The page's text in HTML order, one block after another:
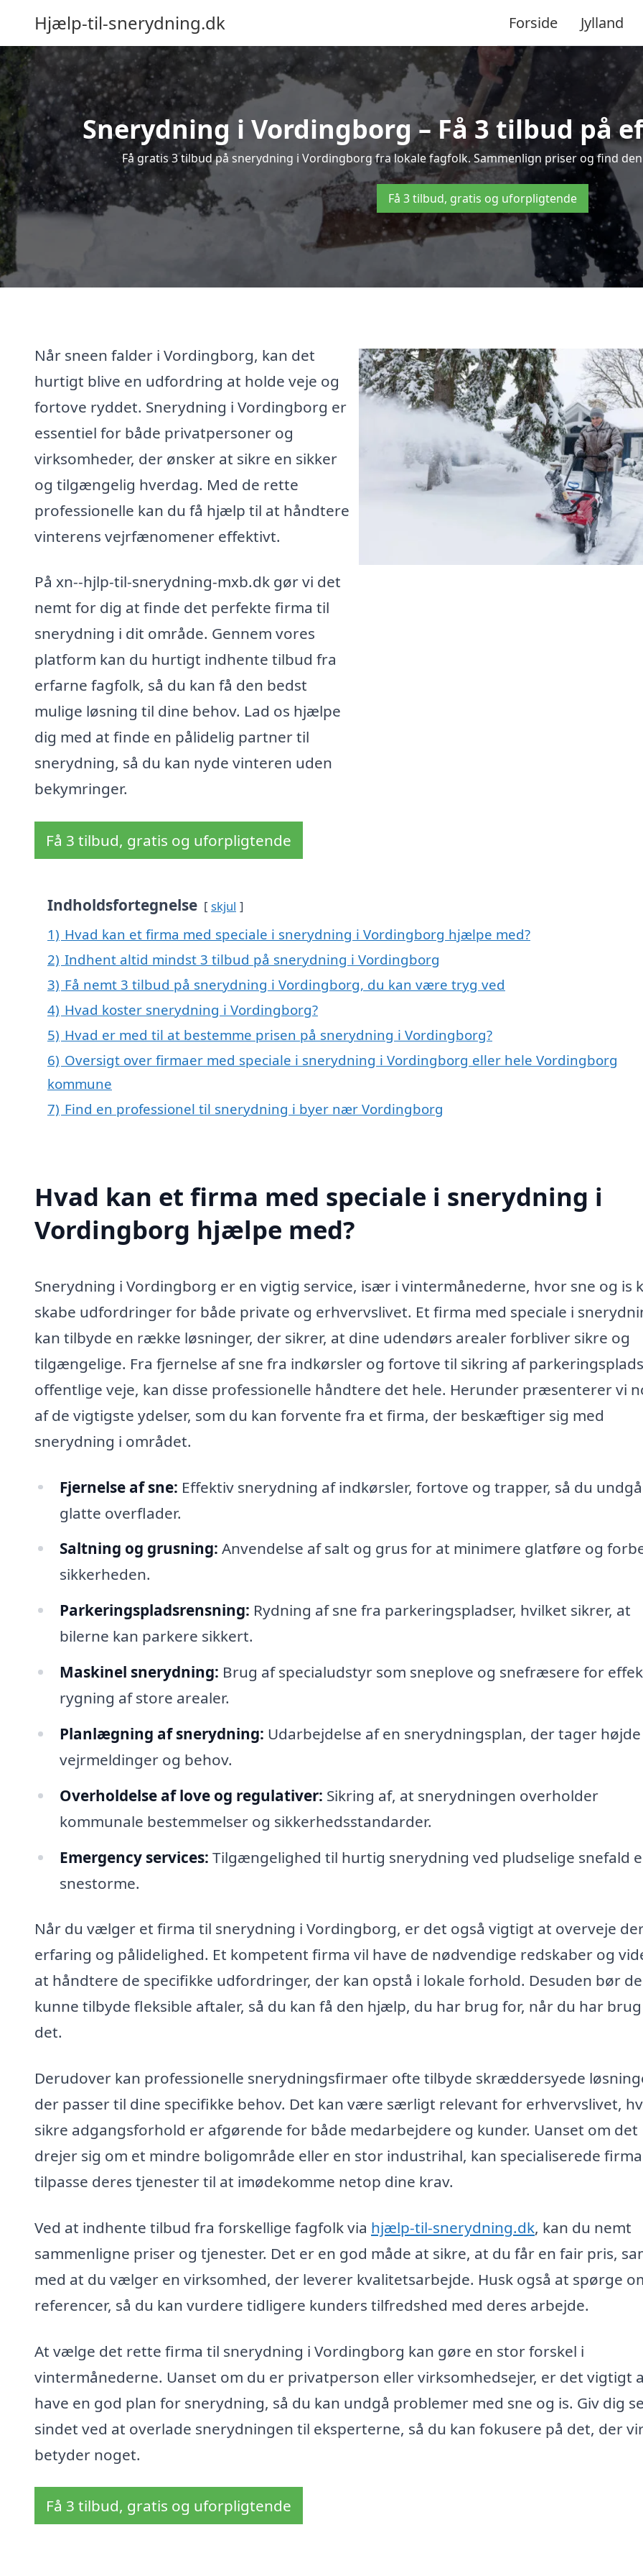
Hjælp-til-snerydning.dk Forside Jylland
Snerydning i Vordingborg – Få 3 tilbud på
Få gratis 3 tilbud på snerydning i Vordingborg fra lokale fagfolk. Sammenlign priser og find
Få 3 tilbud, gratis og uforpligtende
Når sneen falder i Vordingborg, kan det
hurtigt blive en udfordring at holde veje og
fortove ryddet. Snerydning i Vordingborg er
essentiel for både privatpersoner og
virksomheder, der ønsker at sikre en sikker
og tilgængelig hverdag. Med de rette
professionelle kan du få hjælp til at håndtere
vinterens vejrfænomener effektivt.
På xn--hjlp-til-snerydning-mxb.dk gør vi det
nemt for dig at finde det perfekte firma til
snerydning i dit område. Gennem vores
platform kan du hurtigt indhente tilbud fra
erfarne fagfolk, så du kan få den bedst
mulige løsning til dine behov. Lad os hjælpe
dig med at finde en pålidelig partner til
snerydning, så du kan nyde vinteren uden
bekymringer.
Få 3 tilbud, gratis og uforpligtende
Indholdsfortegnelse skjul
1) Hvad kan et firma med speciale i snerydning i Vordingborg hjælpe med?
2) Indhent altid mindst 3 tilbud på snerydning i Vordingborg
3) Få nemt 3 tilbud på snerydning i Vordingborg, du kan være tryg ved
4) Hvad koster snerydning i Vordingborg?
5) Hvad er med til at bestemme prisen på snerydning i Vordingborg?
6) Oversigt over firmaer med speciale i snerydning i Vordingborg eller hele Vordingborg
kommune
7) Find en professionel til snerydning i byer nær Vordingborg
Hvad kan et firma med speciale i snerydning i
Vordingborg hjælpe med?
Snerydning i Vordingborg er en vigtig service, især i vintermånederne, hvor sne og is
skabe udfordringer for både private og erhvervslivet. Et firma med speciale i
kan tilbyde en række løsninger, der sikrer, at dine udendørs arealer forbliver sikre og
tilgængelige. Fra fjernelse af sne fra indkørsler og fortove til sikring af
offentlige veje, kan disse professionelle håndtere det hele. Herunder præsenterer vi
af de vigtigste ydelser, som du kan forvente fra et firma, der beskæftiger sig med
snerydning i området.
Fjernelse af sne: Effektiv snerydning af indkørsler, fortove og trapper, så du
glatte overflader.
Saltning og grusning: Anvendelse af salt og grus for at minimere glatføre og
sikkerheden.
Parkeringspladsrensning: Rydning af sne fra parkeringspladser, hvilket sikrer, at
bilerne kan parkere sikkert.
Maskinel snerydning: Brug af specialudstyr som sneplove og snefræsere for
rygning af store arealer.
Planlægning af snerydning: Udarbejdelse af en snerydningsplan, der tager
vejrmeldinger og behov.
Overholdelse af love og regulativer: Sikring af, at snerydningen overholder
kommunale bestemmelser og sikkerhedsstandarder.
Emergency services: Tilgængelighed til hurtig snerydning ved pludselige snefald
snestorme.
Når du vælger et firma til snerydning i Vordingborg, er det også vigtigt at overveje
erfaring og pålidelighed. Et kompetent firma vil have de nødvendige redskaber og
at håndtere de specifikke udfordringer, der kan opstå i lokale forhold. Desuden bør de
kunne tilbyde fleksible aftaler, så du kan få den hjælp, du har brug for, når du har
det.
Derudover kan professionelle snerydningsfirmaer ofte tilbyde skræddersyede
der passer til dine specifikke behov. Det kan være særligt relevant for erhvervslivet,
sikre adgangsforhold er afgørende for både medarbejdere og kunder. Uanset om det
drejer sig om et mindre boligområde eller en stor industrihal, kan specialiserede
tilpasse deres tjenester til at imødekomme netop dine krav.
Ved at indhente tilbud fra forskellige fagfolk via hjælp-til-snerydning.dk, kan du nemt
sammenligne priser og tjenester. Det er en god måde at sikre, at du får en fair pris,
med at du vælger en virksomhed, der leverer kvalitetsarbejde. Husk også at spørge
referencer, så du kan vurdere tidligere kunders tilfredshed med deres arbejde.
At vælge det rette firma til snerydning i Vordingborg kan gøre en stor forskel i
vintermånederne. Uanset om du er privatperson eller virksomhedsejer, er det vigtigt
have en god plan for snerydning, så du kan undgå problemer med sne og is. Giv dig
sindet ved at overlade snerydningen til eksperterne, så du kan fokusere på det, der
betyder noget.
Få 3 tilbud, gratis og uforpligtende